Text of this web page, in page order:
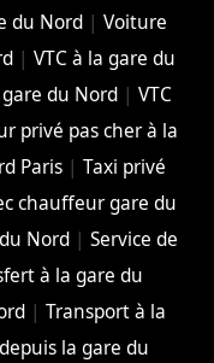
du Nord| Voiture
| VTC à la gare du
du Nord| VTC
privé pas cher à la
Paris| Taxi privé
chauffeur gare du
Nord |Service de
à la gare du
| Transport à la
la gare du